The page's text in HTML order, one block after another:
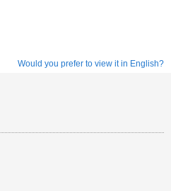
Would you prefer to view it in English?